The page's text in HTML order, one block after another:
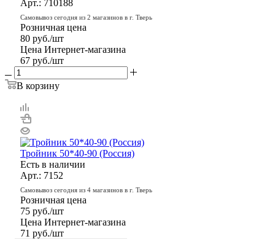
Арт.: 710188
Самовывоз сегодня из 2 магазинов в г. Тверь
Розничная цена
80 руб./шт
Цена Интернет-магазина
67 руб./шт
В корзину
Тройник 50*40-90 (Россия)
Есть в наличии
Арт.: 7152
Самовывоз сегодня из 4 магазинов в г. Тверь
Розничная цена
75 руб./шт
Цена Интернет-магазина
71 руб./шт